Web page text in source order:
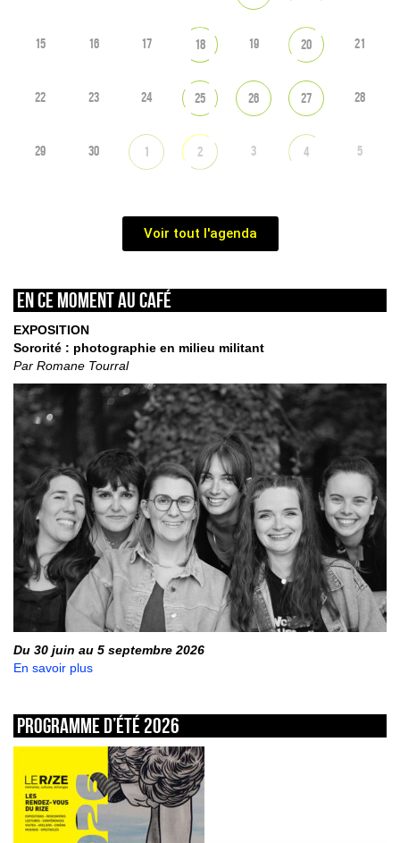
15 16 17 18 19 20 21
22 23 24 25 26 27 28
29 30 1 2 3 4 5
Voir tout l'agenda
En ce moment au café
EXPOSITION
Sororité : photographie en milieu militant
Par Romane Tourral
Du 30 juin au 5 septembre 2026
En savoir plus
Programme d’été 2026